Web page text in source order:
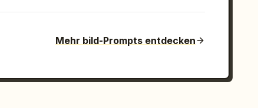
Mehr bild-Prompts entdecken